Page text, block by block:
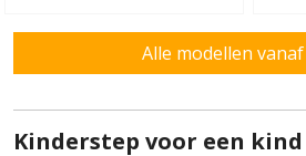
Alle modellen
Kinderstep voor een